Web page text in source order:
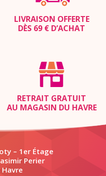
LIVRAISON OFFERTE
DÈS 69 € D’ACHAT
RETRAIT GRATUIT
AU MAGASIN DU HAVRE
– 1er Étage
Perier
Havre